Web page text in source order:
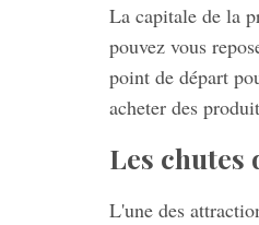
La capitale de la
pouvez vous
point de départ
acheter des
Les chutes
L'une des